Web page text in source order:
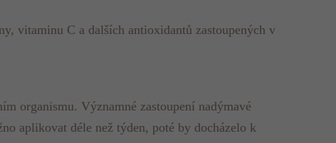
vitaminu C a dalších antioxidantů zastoupených v
organismu. Významné zastoupení nadýmavé
aplikovat déle než týden, poté by docházelo k